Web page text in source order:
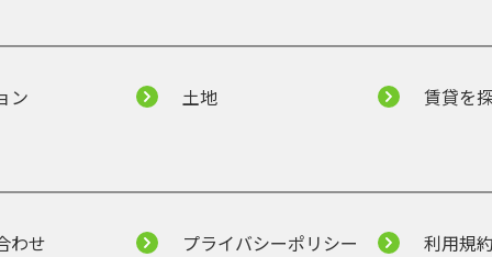
ン 土地 賃貸を
わせ プライバシーポリシー 利用規